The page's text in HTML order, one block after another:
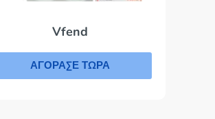
Vfend
ΑΓΟΡΑΣΕ ΤΩΡΑ